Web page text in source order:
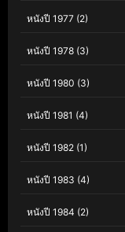
หนังปี 1977 (2)
หนังปี 1978 (3)
หนังปี 1980 (3)
หนังปี 1981 (4)
หนังปี 1982 (1)
หนังปี 1983 (4)
หนังปี 1984 (2)